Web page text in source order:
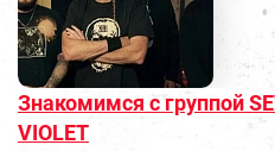
Знакомимся с группой
VIOLET